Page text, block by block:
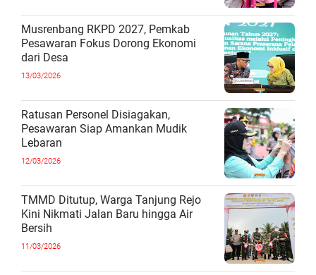
Musrenbang RKPD 2027, Pemkab
Pesawaran Fokus Dorong Ekonomi
dari Desa
13/03/2026
Ratusan Personel Disiagakan,
Pesawaran Siap Amankan Mudik
Lebaran
12/03/2026
TMMD Ditutup, Warga Tanjung Rejo
Kini Nikmati Jalan Baru hingga Air
Bersih
11/03/2026